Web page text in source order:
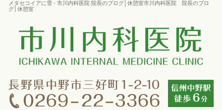
メタセコイアに雪 - 市川内科医院 院長のブログ│休憩室市川内科医院 院長のブロ
グ│休憩室